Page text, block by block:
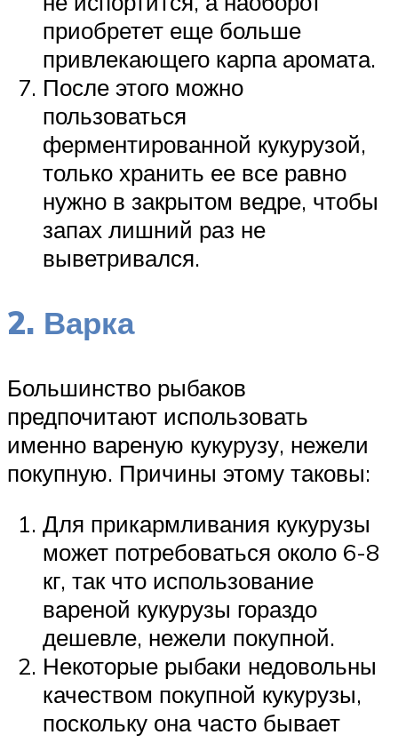
приобретет еще больше
привлекающего карпа аромата.
После этого можно
пользоваться
ферментированной кукурузой,
только хранить ее все равно
нужно в закрытом ведре, чтобы
запах лишний раз не
выветривался.
2. Варка
Большинство рыбаков
предпочитают использовать
именно вареную кукурузу, нежели
покупную. Причины этому таковы:
Для прикармливания кукурузы
может потребоваться около 6-8
кг, так что использование
вареной кукурузы гораздо
дешевле, нежели покупной.
Некоторые рыбаки недовольны
качеством покупной кукурузы,
поскольку она часто бывает